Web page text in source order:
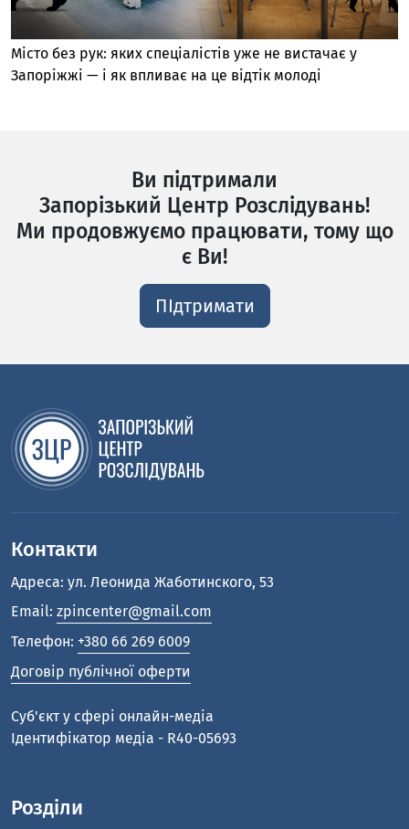
Місто без рук: яких спеціалістів уже не вистачає у
Запоріжжі — і як впливає на це відтік молоді
Ви підтримали
Запорізький Центр Розслідувань!
Ми продовжуємо працювати, тому що
є Ви!
ПІдтримати
Контакти
Адреса: ул. Леонида Жаботинского, 53
Email: zpincenter@gmail.com
Телефон: +380 66 269 6009
Договір публічної оферти
Cуб'єкт у сфері онлайн-медіа
Ідентифікатор медіа - R40-05693
Розділи